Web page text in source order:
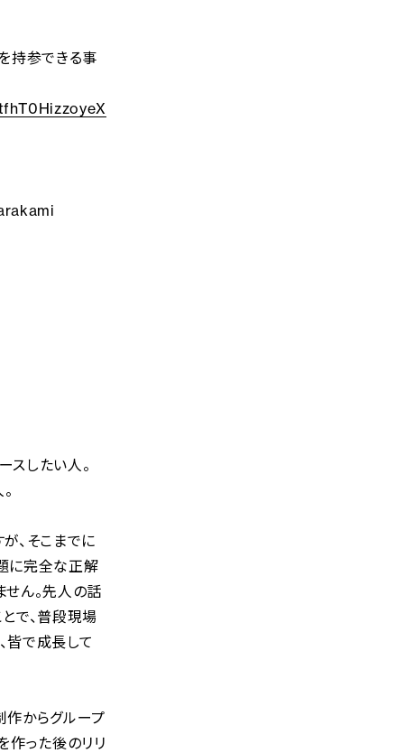
持参できる事
スしたい人。
、そこまでに
に完全な正解
ん。先人の話
で、普段現場
皆で成長して
からグループ
作った後のリリ